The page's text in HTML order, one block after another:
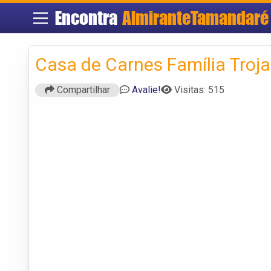
Encontra AlmiranteTamandaré
Casa de Carnes Família
Compartilhar Avalie! Visitas: 515